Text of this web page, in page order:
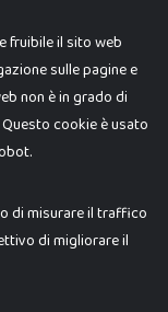
o utilizzo non
fruibile il sito web
sulle pagine e
non è in grado di
cookie è usato
di misurare il traffico
di migliorare il